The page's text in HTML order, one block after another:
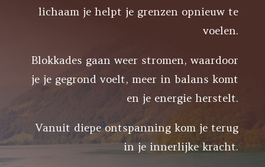
lichaam je helpt je grenzen opnieuw te
voelen.
Blokkades gaan weer stromen, waardoor
je je gegrond voelt, meer in balans komt
en je energie herstelt.
Vanuit diepe ontspanning kom je terug
in je innerlijke kracht.